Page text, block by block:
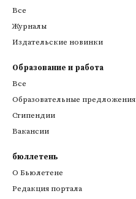
Все
Журналы
Издательские новинки
Образование и работа
Все
Образовательные предложения
Стипендии
Вакансии
бюллетень
О Бьюлетене
Редакция портала